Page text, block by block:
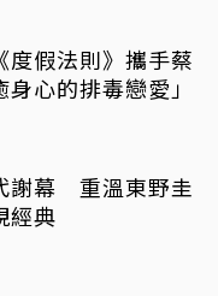
度假法則》攜手蔡
心的排毒戀愛」
謝幕 重溫東野圭
經典